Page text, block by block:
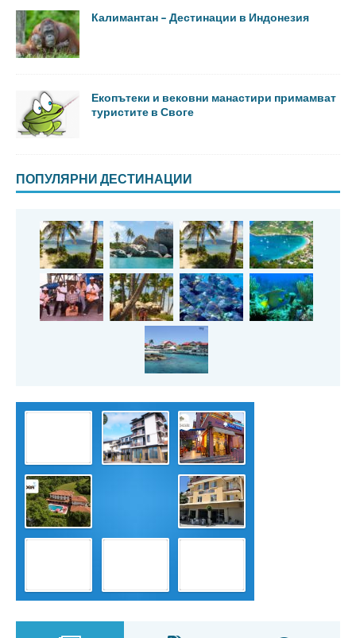
Калимантан – Дестинации в Индонезия
Екопътеки и вековни манастири примамват
туристите в Своге
ПОПУЛЯРНИ ДЕСТИНАЦИИ